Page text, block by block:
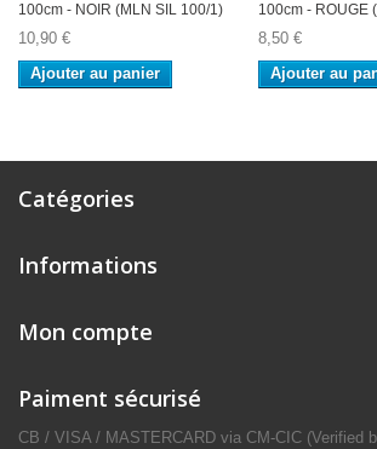
100cm - NOIR (MLN SIL 100/1)
10,90 €
Ajouter au panier
100cm - ROUGE
8,50 €
Ajouter au
Catégories
Informations
Mon compte
Paiment sécurisé
CB / VISA / MASTERCARD via CM-CIC (Verified